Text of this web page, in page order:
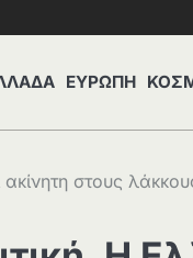
ΕΥΡΩΠΗ
στους